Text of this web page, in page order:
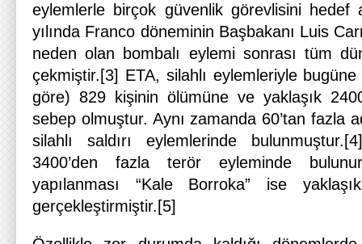
eylemlerle birçok güvenlik görevlisini hedef
yılında Franco döneminin Başbakanı Luis
neden olan bombalı eylemi sonrası tüm
çekmiştir.[3] ETA, silahlı eylemleriyle
göre) 829 kişinin ölümüne ve yaklaşık
sebep olmuştur. Aynı zamanda 60’tan fazla
silahlı saldırı eylemlerinde
3400’den fazla terör eyleminde
yapılanması “Kale Borroka” ise
gerçekleştirmiştir.[5]